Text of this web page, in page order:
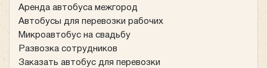
Аренда автобуса межгород
Автобусы для перевозки рабочих
Микроавтобус на свадьбу
Развозка сотрудников
Заказать автобус для перевозки